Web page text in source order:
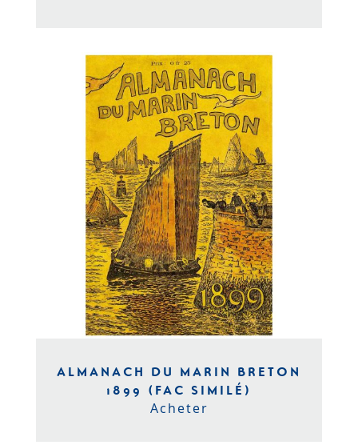
ALMANACH DU MARIN BRETON
1899 (FAC SIMILÉ)
Acheter